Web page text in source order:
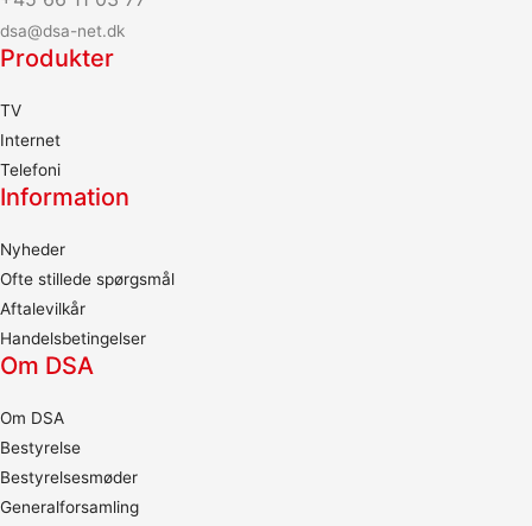
dsa@dsa-net.dk
Produkter
TV
Internet
Telefoni
Information
Nyheder
Ofte stillede spørgsmål
Aftalevilkår
Handelsbetingelser
Om DSA
Om DSA
Bestyrelse
Bestyrelsesmøder
Generalforsamling